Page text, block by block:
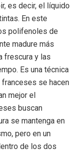
es decir, el líquido
En este
polifenoles de
madure más
frescura y las
Es una técnica
se hacen
mejor el
buscan
se mantenga en
pero en un
de los dos